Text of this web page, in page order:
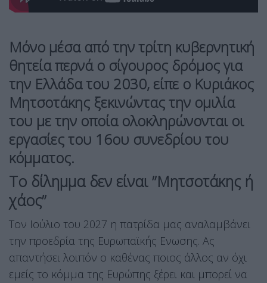
Μόνο μέσα από την τρίτη κυβερνητική
θητεία περνά ο σίγουρος δρόμος για
την Ελλάδα του 2030, είπε ο Κυριάκος
Μητσοτάκης ξεκινώντας την ομιλία
του με την οποία ολοκληρώνονται οι
εργασίες του 16ου συνεδρίου του
κόμματος.
Το δίλημμα δεν είναι ”Μητσοτάκης ή
χάος”
Τον Ιούλιο του 2027 η πατρίδα μας αναλαμβάνει
την προεδρία της Ευρωπαϊκής Ενωσης. Ας
απαντήσει λοιπόν ο καθένας ποιος άλλος αν όχι
εμείς το κόμμα της Ευρώπης ξέρει και μπορεί να